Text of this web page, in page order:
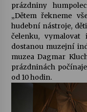
Letní
28.
23.
Letní
22.
prázdniny
„Dětem řekneme
hudební nástroje,
čelenku,
dostanou muzejní
muzea Dagmar
prázdninách
od 10 hodin.